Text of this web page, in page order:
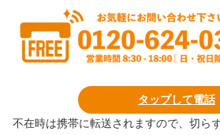
タップして電話
不在時は携帯に転送されますので、切ら